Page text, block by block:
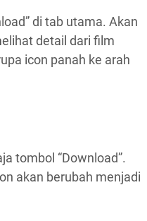
di tab utama. Akan
detail dari film
icon panah ke arah
tombol “Download”.
akan berubah menjadi